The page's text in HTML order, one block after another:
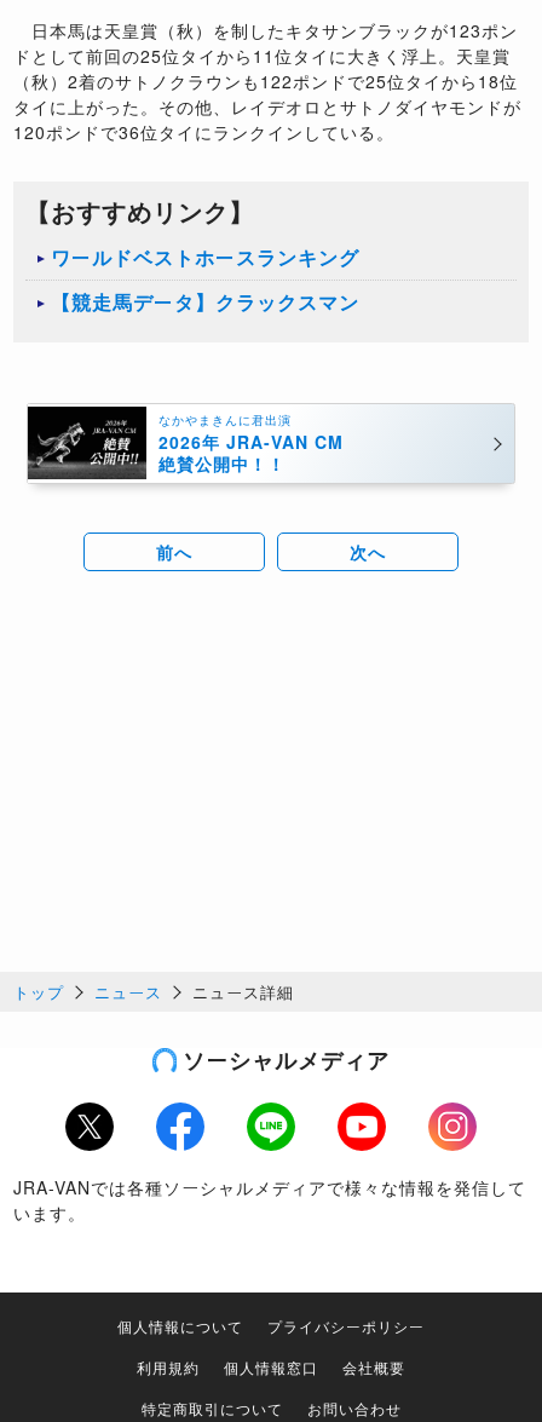
日本馬は天皇賞（秋）を制したキタサンブラックが123ポン
ドとして前回の25位タイから11位タイに大きく浮上。天皇賞
（秋）2着のサトノクラウンも122ポンドで25位タイから18位
タイに上がった。その他、レイデオロとサトノダイヤモンドが
120ポンドで36位タイにランクインしている。
【おすすめリンク】
ワールドベストホースランキング
【競走馬データ】クラックスマン
なかやまきんに君出演
2026年 JRA-VAN CM
絶賛公開中！！
前へ 次へ
トップ ニュース ニュース詳細
ソーシャルメディア
Twitter Facebook LINE Youtube
Instagram
JRA-VANでは各種ソーシャルメディアで様々な情報を発信して
います。
個人情報について
プライバシーポリシー
利用規約
個人情報窓口
会社概要
特定商取引について
お問い合わせ